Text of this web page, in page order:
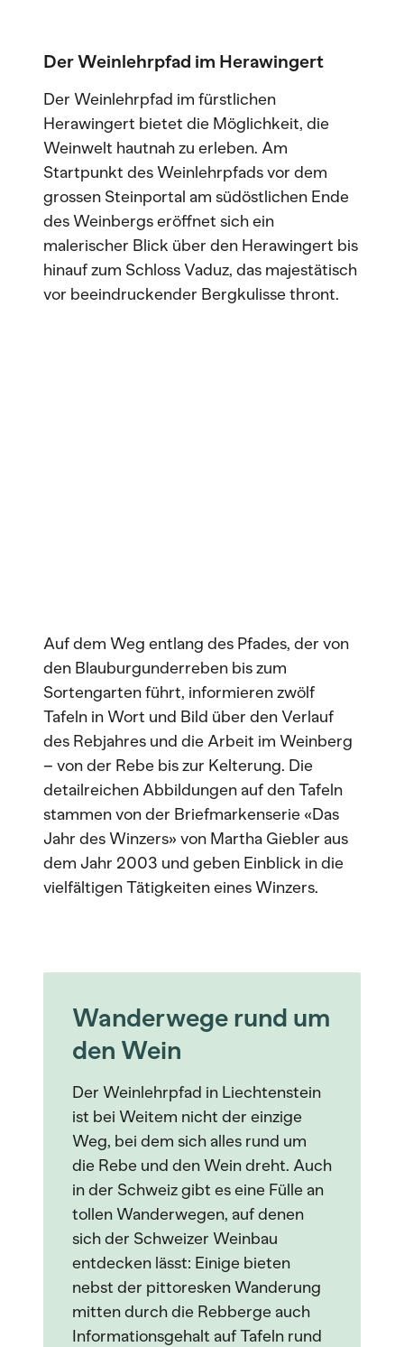
Der Weinlehrpfad im Herawingert
Der Weinlehrpfad im fürstlichen
Herawingert bietet die Möglichkeit, die
Weinwelt hautnah zu erleben. Am
Startpunkt des Weinlehrpfads vor dem
grossen Steinportal am südöstlichen Ende
des Weinbergs eröffnet sich ein
malerischer Blick über den Herawingert bis
hinauf zum Schloss Vaduz, das majestätisch
vor beeindruckender Bergkulisse thront.
Auf dem Weg entlang des Pfades, der von
den Blauburgunderreben bis zum
Sortengarten führt, informieren zwölf
Tafeln in Wort und Bild über den Verlauf
des Rebjahres und die Arbeit im Weinberg
– von der Rebe bis zur Kelterung. Die
detailreichen Abbildungen auf den Tafeln
stammen von der Briefmarkenserie «Das
Jahr des Winzers» von Martha Giebler aus
dem Jahr 2003 und geben Einblick in die
vielfältigen Tätigkeiten eines Winzers.
Wanderwege rund um
den Wein
Der Weinlehrpfad in Liechtenstein
ist bei Weitem nicht der einzige
Weg, bei dem sich alles rund um
die Rebe und den Wein dreht. Auch
in der Schweiz gibt es eine Fülle an
tollen Wanderwegen, auf denen
sich der Schweizer Weinbau
entdecken lässt: Einige bieten
nebst der pittoresken Wanderung
mitten durch die Rebberge auch
Informationsgehalt auf Tafeln rund